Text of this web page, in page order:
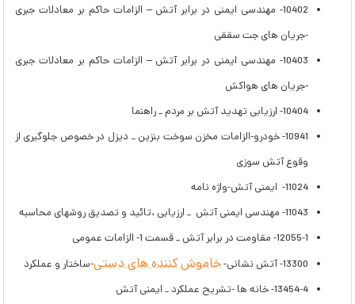
10402- مهندسی ایمنی در برابر آتش – الزامات حاکم بر معادلات جبری
-جریان های جت سققی
10403- مهندسی ایمنی در برابر آتش – الزامات حاکم بر معادلات جبری
-جریان های هواکش
10404- ارزیابی تهدید آتش بر مردم _ راهنما
10941- خودرو-الزامات مخزن سوخت بنزین _ دیزل در خصوص جلوگیری از
وقوع آتش سوزی
11024- ایمنی آتش-واژه نامه
11043- مهندسی ایمنی آتش _ ارزیابی ،تائید و تصدیق روشهای محاسبه
12055-1- مقاومت در برابر آتش _ قسمت 1- الزامات عمومی
13300- آتش نشانی-
خاموش کننده های دستی-ساختار و عملکرد
13454-4- خانه ها -تشریح عملکرد _ ایمنی آتش